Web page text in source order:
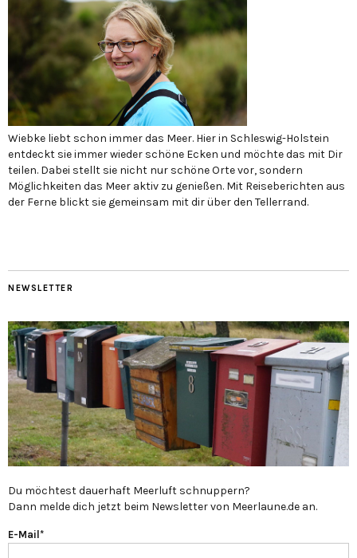
Wiebke liebt schon immer das Meer. Hier in Schleswig-Holstein
entdeckt sie immer wieder schöne Ecken und möchte das mit Dir
teilen. Dabei stellt sie nicht nur schöne Orte vor, sondern
Möglichkeiten das Meer aktiv zu genießen. Mit Reiseberichten aus
der Ferne blickt sie gemeinsam mit dir über den Tellerrand.
NEWSLETTER
Du möchtest dauerhaft Meerluft schnuppern?
Dann melde dich jetzt beim Newsletter von Meerlaune.de an.
E-Mail*